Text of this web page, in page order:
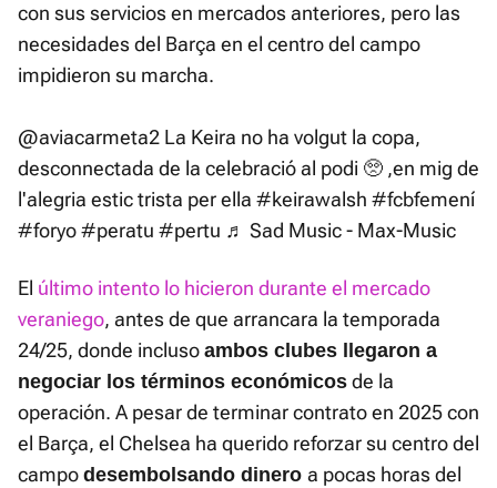
con sus servicios en mercados anteriores, pero las
necesidades del Barça en el centro del campo
impidieron su marcha.
@aviacarmeta2 La Keira no ha volgut la copa,
desconnectada de la celebració al podi 🥺 ,en mig de
l'alegria estic trista per ella #keirawalsh #fcbfemení
#foryo#peratu #pertu ♬ Sad Music - Max-Music
El último intento lo hicieron durante el mercado
veraniego, antes de que arrancara la temporada
24/25, donde incluso ambos clubes llegaron a
negociar los términos económicos de la
operación. A pesar de terminar contrato en 2025 con
el Barça, el Chelsea ha querido reforzar su centro del
campo desembolsando dinero a pocas horas del